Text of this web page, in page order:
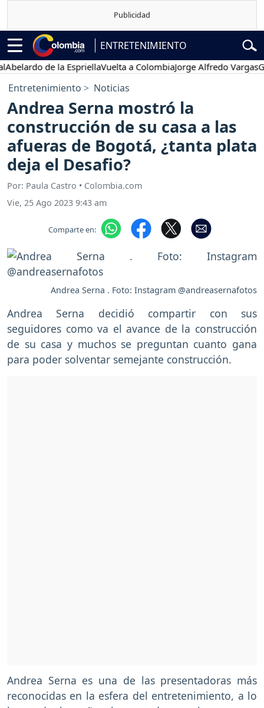
ENTRETENIMIENTO
de la EspriellaVuelta a ColombiaJorge Alfredo Vargas
Entretenimiento Noticias
Andrea Serna mostró la
construcción de su casa a las
afueras de Bogotá, ¿tanta plata
deja el Desafio?
Por: Paula Castro • Colombia.com
Vie, 25 Ago 2023 9:43 am
Comparte en:
Andrea Serna . Foto: Instagram @andreasernafotos
Andrea Serna decidió compartir con sus
seguidores como va el avance de la construcción
de su casa y muchos se preguntan cuanto gana
para poder solventar semejante construcción.
Andrea Serna es una de las presentadoras más
reconocidas en la esfera del entretenimiento, a lo